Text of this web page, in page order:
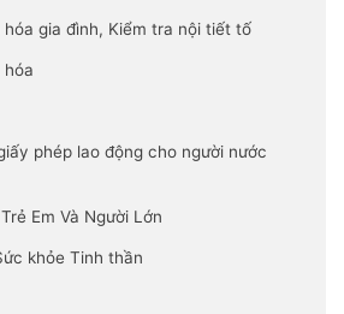
hóa gia đình, Kiểm tra nội tiết tố
hóa
phép lao động cho người nước
Em Và Người Lớn
khỏe Tinh thần